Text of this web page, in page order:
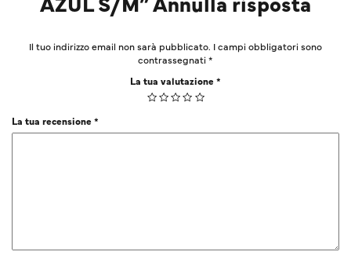
Il tuo indirizzo email non sarà pubblicato. I campi obbligatori sono
contrassegnati*
La tua valutazione*
La tua recensione*